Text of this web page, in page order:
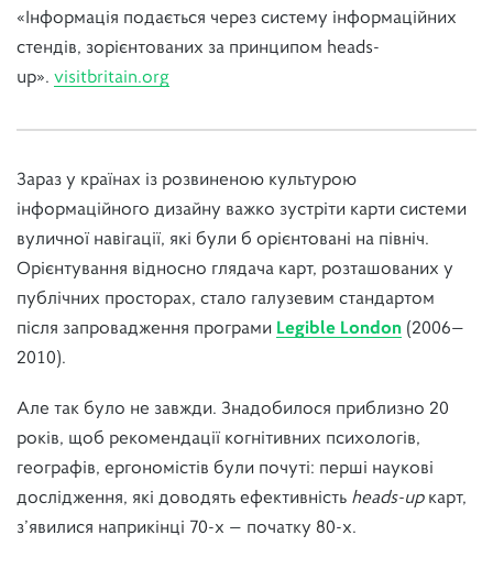
«Інформація подається через систему інформаційних
стендів, зорієнтованих за принципом heads-
up». visitbritain.org
Зараз у країнах із розвиненою культурою
інформаційного дизайну важко зустріти карти системи
вуличної навігації, які були б орієнтовані на північ.
Орієнтування відносно глядача карт, розташованих у
публічних просторах, стало галузевим стандартом
після запровадження програми Legible London (2006—
2010).
Але так було не завжди. Знадобилося приблизно 20
років, щоб рекомендації когнітивних психологів,
географів, ергономістів були почуті: перші наукові
дослідження, які доводять ефективність heads-upкарт,
з’явилися наприкінці 70-х — початку 80-х.